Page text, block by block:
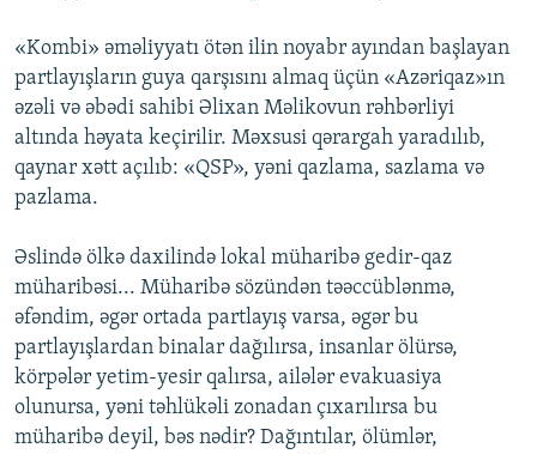
«Kombi» əməliyyatı ötən ilin noyabr ayından başlayan
partlayışların guya qarşısını almaq üçün «Azəriqaz»ın
əzəli və əbədi sahibi Əlixan Məlikovun rəhbərliyi
altında həyata keçirilir. Məxsusi qərargah yaradılıb,
qaynar xətt açılıb: «QSP», yəni qazlama, sazlama və
pazlama.
Əslində ölkə daxilində lokal müharibə gedir-qaz
müharibəsi... Müharibə sözündən təəccüblənmə,
əfəndim, əgər ortada partlayış varsa, əgər bu
partlayışlardan binalar dağılırsa, insanlar ölürsə,
körpələr yetim-yesir qalırsa, ailələr evakuasiya
olunursa, yəni təhlükəli zonadan çıxarılırsa bu
müharibə deyil, bəs nədir? Dağıntılar, ölümlər,